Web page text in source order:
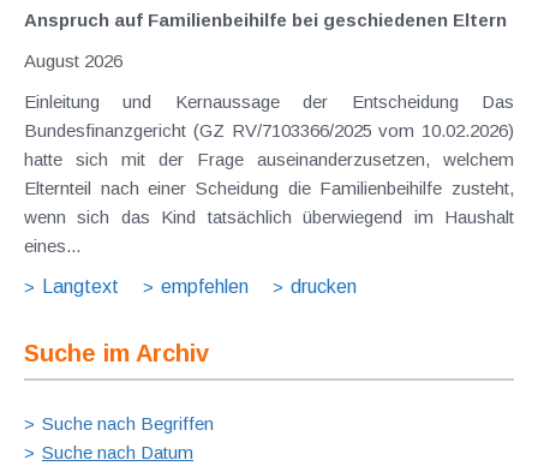
Anspruch auf Familienbeihilfe bei geschiedenen Eltern
August 2026
Einleitung und Kernaussage der Entscheidung Das
Bundesfinanzgericht (GZ RV/7103366/2025 vom 10.02.2026)
hatte sich mit der Frage auseinanderzusetzen, welchem
Elternteil nach einer Scheidung die Familienbeihilfe zusteht,
wenn sich das Kind tatsächlich überwiegend im Haushalt
eines...
Langtext
empfehlen drucken
Suche im Archiv
Suche nach Begriffen
Suche nach Datum